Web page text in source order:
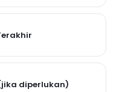
diperlukan)